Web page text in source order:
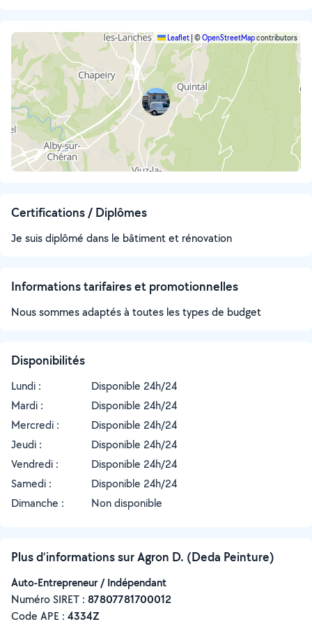
Leaflet ©OpenStreetMapcontributors
Certifications / Diplômes
Je suis diplômé dans le bâtiment et rénovation
Informations tarifaires et promotionnelles
Nous sommes adaptés à toutes les types de budget
Disponibilités
Lundi :
Disponible 24h/24
Mardi :
Disponible 24h/24
Mercredi :
Disponible 24h/24
Jeudi :
Disponible 24h/24
Vendredi :
Disponible 24h/24
Samedi :
Disponible 24h/24
Dimanche :
Non disponible
Plus d’informations sur Agron D. (Deda Peinture)
Auto-Entrepreneur / Indépendant
Numéro SIRET : ‍87807781700012
Code APE : 4334Z